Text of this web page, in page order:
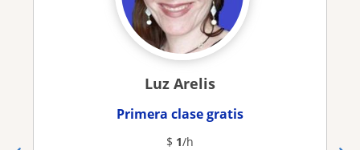
Luz Arelis
Primera clase gratis
$ 1/h